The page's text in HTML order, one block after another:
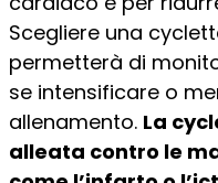
Scegliere una
permetterà di
se intensificare o
allenamento. La
alleata contro le